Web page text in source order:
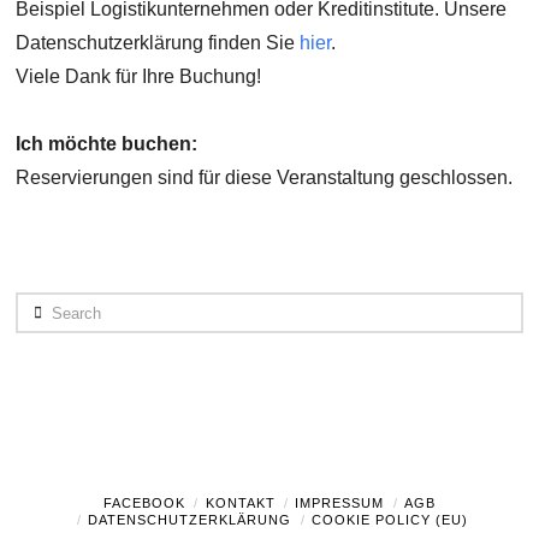
Beispiel Logistikunternehmen oder Kreditinstitute. Unsere
Datenschutzerklärung finden Sie hier.
Viele Dank für Ihre Buchung!
Ich möchte buchen:
Reservierungen sind für diese Veranstaltung geschlossen.
Search
FACEBOOK KONTAKT IMPRESSUM
AGB
DATENSCHUTZERKLÄRUNG
COOKIE POLICY (EU)